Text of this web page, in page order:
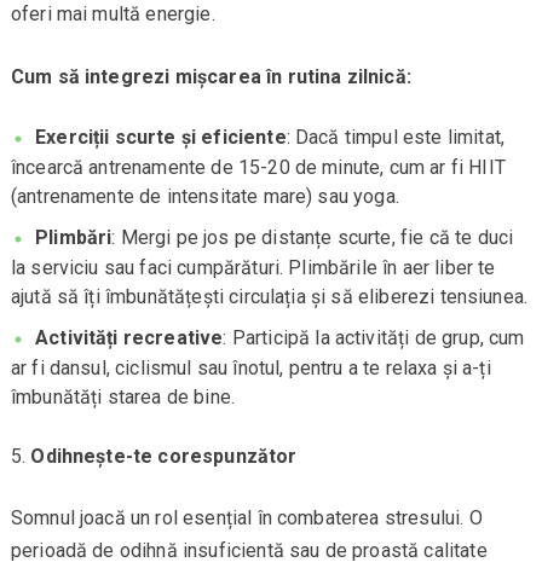
oferi mai multă energie.
Cum să integrezi mișcarea în rutina zilnică:
Exerciții scurte și eficiente: Dacă timpul este limitat,
încearcă antrenamente de 15-20 de minute, cum ar fi HIIT
(antrenamente de intensitate mare) sau yoga.
Plimbări: Mergi pe jos pe distanțe scurte, fie că te duci
la serviciu sau faci cumpărături. Plimbările în aer liber te
ajută să îți îmbunătățești circulația și să eliberezi tensiunea.
Activități recreative: Participă la activități de grup, cum
ar fi dansul, ciclismul sau înotul, pentru a te relaxa și a-ți
îmbunătăți starea de bine.
Odihnește-te corespunzător
Somnul joacă un rol esențial în combaterea stresului. O
perioadă de odihnă insuficientă sau de proastă calitate